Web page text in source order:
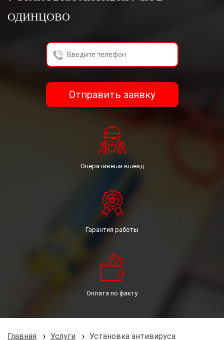
ОДИНЦОВО
Отправить заявку
Оперативный выезд
Гарантия работы
Оплата по факту
Главная Услуги Установка антивируса
Гражданин, принимая настоящее Соглашение,
выражают свою заинтересованность и полное
может включать в себя следующие действия:
сбор, систематизацию, накопление, хранение,
уточнение (обновление, изменение),
Гражданин гарантирует: информация, им
предоставленная, является полной, точной и
Российской Федерации, законные права и
интересы третьих лиц; вся предоставленная
информация заполнена Гражданина в отношении